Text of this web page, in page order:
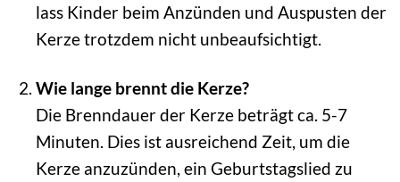
lass Kinder beim Anzünden und Auspusten der
Kerze trotzdem nicht unbeaufsichtigt.
Wie lange brennt die Kerze?
Die Brenndauer der Kerze beträgt ca. 5-7
Minuten. Dies ist ausreichend Zeit, um die
Kerze anzuzünden, ein Geburtstagslied zu